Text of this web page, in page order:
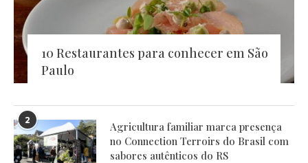
10 Restaurantes para conhecer em São
Paulo
2
Agricultura familiar marca presença
no Connection Terroirs do Brasil com
sabores autênticos do RS